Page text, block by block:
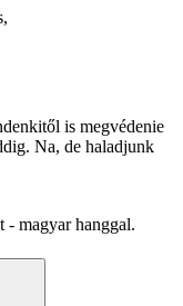
is megvédenie
Na, de haladjunk